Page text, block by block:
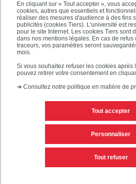
En cliquant sur « Tout accepter », vous
cookies, autres que essentiels et
réaliser des mesures d'audience à des fins
publicités (cookies Tiers). L'université est
pour le site Internet. Les cookies Tiers sont
dans nos mentions légales. En cas de refus
traceurs, vos paramètres seront
mois.
Si vous souhaitez refuser les cookies après
pouvez retirer votre consentement en
➜ Consultez notre politique en matière de
Tout accepter
Tout refuser
Personnaliser
Mentions légales
Personnaliser les cookies